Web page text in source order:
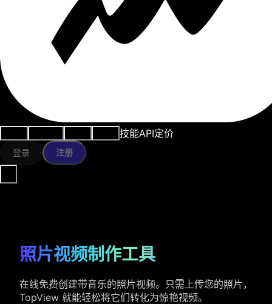
技能API定价
登录 注册
照片视频制作工具
在线免费创建带音乐的照片视频。只需上传您的照片，
TopView 就能轻松将它们转化为惊艳视频。